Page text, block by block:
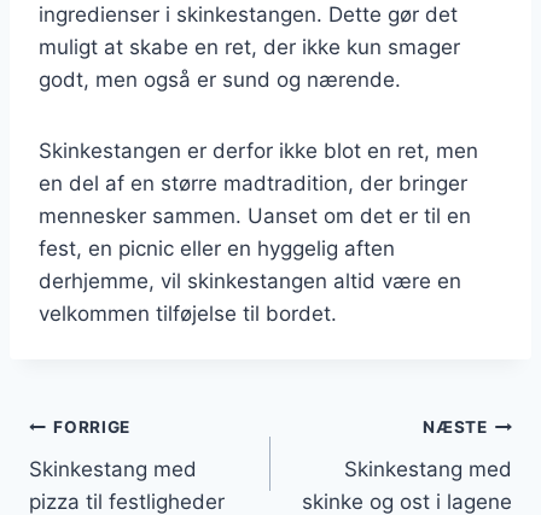
ingredienser i skinkestangen. Dette gør det
muligt at skabe en ret, der ikke kun smager
godt, men også er sund og nærende.
Skinkestangen er derfor ikke blot en ret, men
en del af en større madtradition, der bringer
mennesker sammen. Uanset om det er til en
fest, en picnic eller en hyggelig aften
derhjemme, vil skinkestangen altid være en
velkommen tilføjelse til bordet.
Indlægsnavigation
FORRIGE
Skinkestang med
pizza til festligheder
NÆSTE
Skinkestang med
skinke og ost i lagene